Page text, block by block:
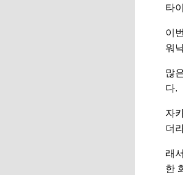
타
이
워
많
다.
자
더
래
한